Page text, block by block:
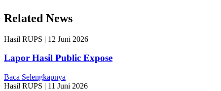
Related News
Hasil RUPS | 12 Juni 2026
Lapor Hasil Public Expose
Baca Selengkapnya
Hasil RUPS | 11 Juni 2026